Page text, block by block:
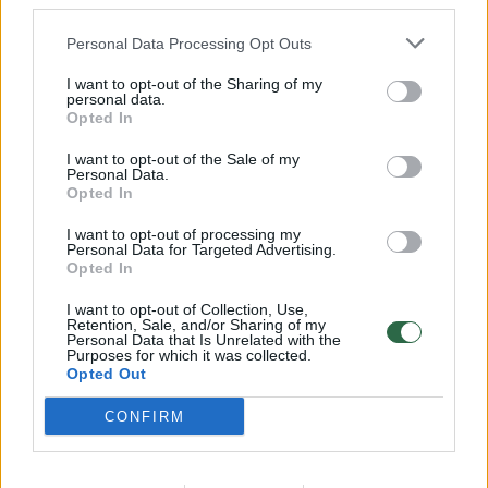
Personal Data Processing Opt Outs
I want to opt-out of the Sharing of my
personal data.
Opted In
I want to opt-out of the Sale of my
Personal Data.
Opted In
I want to opt-out of processing my
Personal Data for Targeted Advertising.
Opted In
I want to opt-out of Collection, Use,
Retention, Sale, and/or Sharing of my
Personal Data that Is Unrelated with the
Purposes for which it was collected.
Opted Out
CONFIRM
32 laipsnių šilumos
Žinios | Orai
V. Zalužno pasisakymą laiko bandymu įsitvirtinti
Ukrainos politikoje: jis yra neteisus
Laidos | Nauja diena
00:00:57
Sinoptikai atsakė, kokiais orais užbaigsime darbo
Žinios | Orai
Visi įrašai